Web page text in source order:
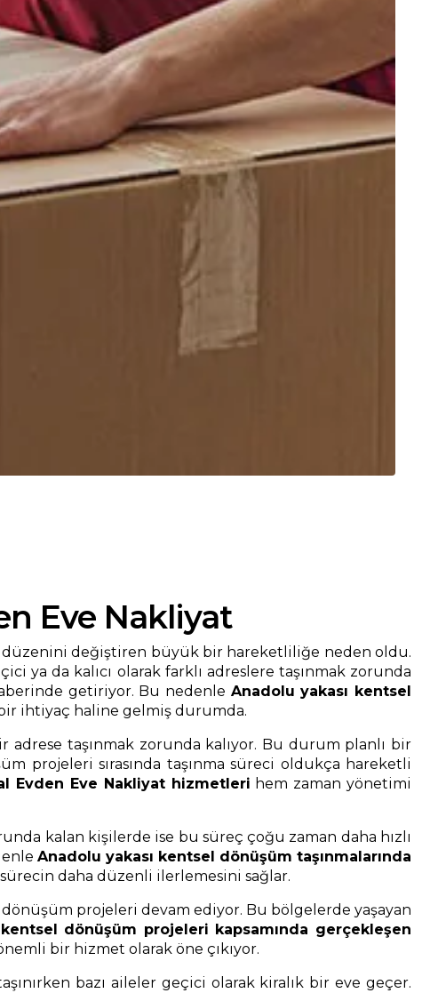
Eve Nakliyat
düzenini değiştiren büyük bir hareketliliğe neden oldu.
da kalıcı olarak farklı adreslere taşınmak zorunda
getiriyor. Bu nedenle Anadolu yakası kentsel
ihtiyaç haline gelmiş durumda.
adrese taşınmak zorunda kalıyor. Bu durum planlı bir
projeleri sırasında taşınma süreci oldukça hareketli
Evden Eve Nakliyat hizmetleri hem zaman yönetimi
kalan kişilerde ise bu süreç çoğu zaman daha hızlı
Anadolu yakası kentsel dönüşüm taşınmalarında
daha düzenli ilerlemesini sağlar.
dönüşüm projeleri devam ediyor. Bu bölgelerde yaşayan
dönüşüm projeleri kapsamında gerçekleşen
bir hizmet olarak öne çıkıyor.
bazı aileler geçici olarak kiralık bir eve geçer.